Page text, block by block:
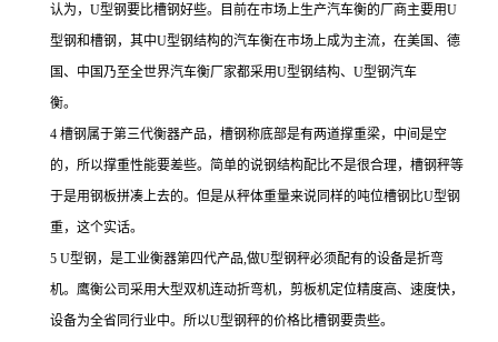
认为，U型钢要比槽钢好些。目前在市场上生产汽车衡的厂商主要用U
型钢和槽钢，其中U型钢结构的汽车衡在市场上成为主流，在美国、德
国、中国乃至全世界汽车衡厂家都采用U型钢结构、U型钢汽车
衡。
4 槽钢属于第三代衡器产品，槽钢称底部是有两道撑重梁，中间是空
的，所以撑重性能要差些。简单的说钢结构配比不是很合理，槽钢秤等
于是用钢板拼凑上去的。但是从秤体重量来说同样的吨位槽钢比U型钢
重，这个实话。
5 U型钢，是工业衡器第四代产品,做U型钢秤必须配有的设备是折弯
机。鹰衡公司采用大型双机连动折弯机，剪板机定位精度高、速度快，
设备为全省同行业中。所以U型钢秤的价格比槽钢要贵些。